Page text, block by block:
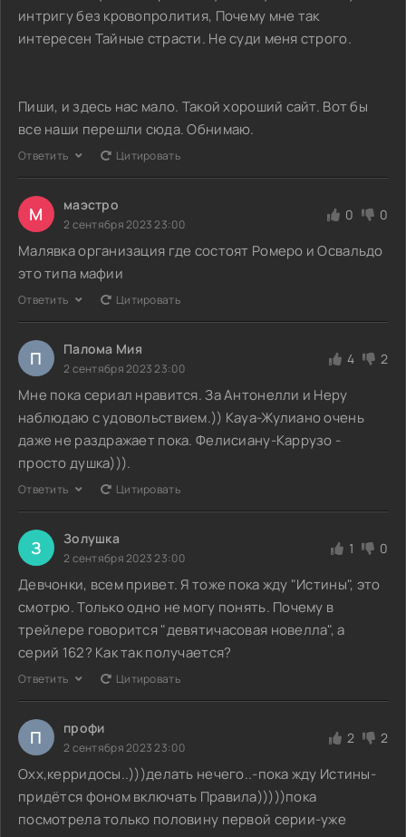
интригу без кровопролития, Почему мне так
интересен Тайные страсти. Не суди меня строго.
Пиши, и здесь нас мало. Такой хороший сайт. Вот бы
все наши перешли сюда. Обнимаю.
Ответить Цитировать
М маэстро
2 сентября 2023 23:00
0 0
Малявка организация где состоят Ромеро и Освальдо
это типа мафии
Ответить Цитировать
П Палома Мия
2 сентября 2023 23:00
4 2
Мне пока сериал нравится. За Антонелли и Неру
наблюдаю с удовольствием.)) Кауа-Жулиано очень
даже не раздражает пока. Фелисиану-Каррузо -
просто душка))).
Ответить Цитировать
З Золушка
2 сентября 2023 23:00
1 0
Девчонки, всем привет. Я тоже пока жду "Истины", это
смотрю. Только одно не могу понять. Почему в
трейлере говорится "девятичасовая новелла", а
серий 162? Как так получается?
Ответить Цитировать
П профи
2 сентября 2023 23:00
2 2
Охх,керридосы..)))делать нечего..-пока жду Истины-
придётся фоном включать Правила)))))пока
посмотрела только половину первой серии-уже